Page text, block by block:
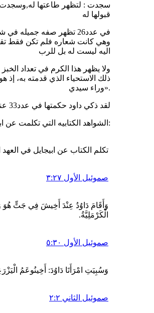
قبولها له
وهي كانت شعاره فلم تكن فقط
اليه ليست له بل للرب
ولا يظهر هذا الكرم في تعداد
ذلك الاستحياء الذي قدمته به،
وراء سيدي».
-لقد ذكي داود حكمتها في عدد33 عندما قال لها انها بتصرفها هذا منعت داود من سفك الدماء
*الشواهد الكتابيه التي تكلمت عن ابيجايل:
تكلم الكتاب عن ابيجايل في العهد القديم في
صموئيل الأول ٣:٢٧
وَأَقَامَ دَاوُدُ عِنْدَ أَخِيشَ فِي جَتٍّ هُوَ
الْكَرْمَلِيَّةُ.
صموئيل الأول ٥:٣٠
وَسُبِيَتِ امْرَأَتَا دَاوُدَ: أَخِينُوعَمُ
صموئيل الثاني ٢:٢